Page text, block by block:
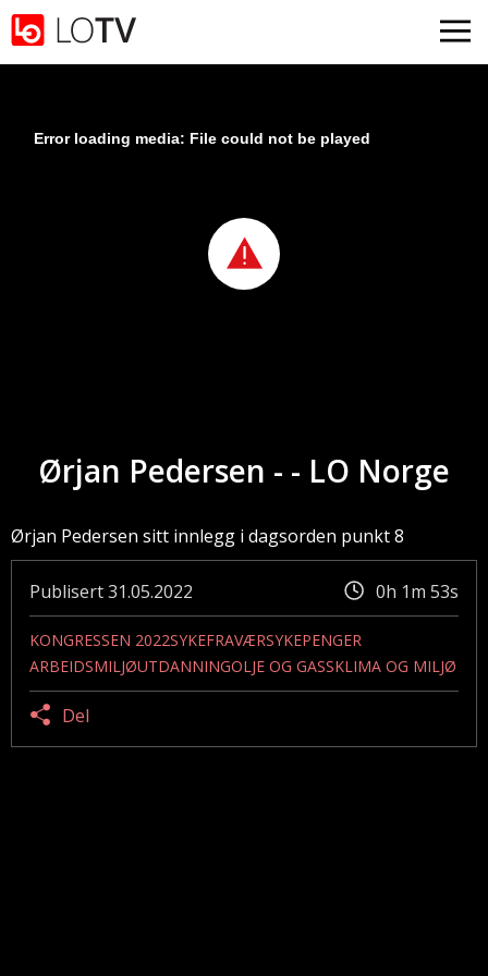
Gå til hovedinnhold
Error loading media: File could not be played
Ørjan Pedersen - - LO Norge
Ørjan Pedersen sitt innlegg i dagsorden punkt 8
Publisert31.05.2022 0h 1m 53s
KONGRESSEN 2022SYKEFRAVÆRSYKEPENGER
ARBEIDSMILJØUTDANNINGOLJE OG GASSKLIMA OG MILJØ
Del